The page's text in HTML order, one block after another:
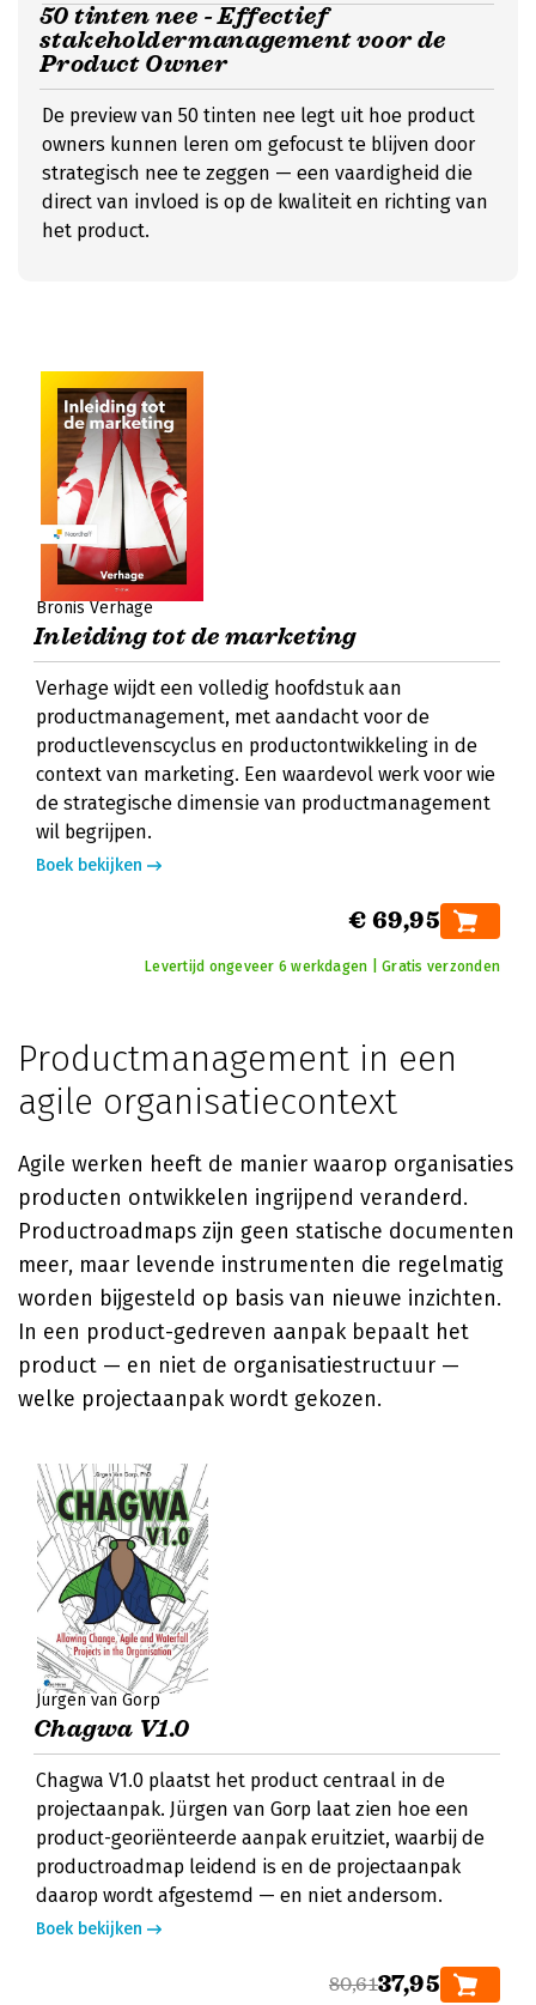
50 tinten nee - Effectief
stakeholdermanagement voor de
Product Owner
De preview van 50 tinten nee legt uit hoe product
owners kunnen leren om gefocust te blijven door
strategisch nee te zeggen — een vaardigheid die
direct van invloed is op de kwaliteit en richting van
het product.
Bronis Verhage
Inleiding tot de marketing
Verhage wijdt een volledig hoofdstuk aan
productmanagement, met aandacht voor de
productlevenscyclus en productontwikkeling in de
context van marketing. Een waardevol werk voor wie
de strategische dimensie van productmanagement
wil begrijpen.
Boek bekijken
€ 69,95
Levertijd ongeveer 6 werkdagen | Gratis verzonden
Productmanagement in een
agile organisatiecontext
Agile werken heeft de manier waarop organisaties
producten ontwikkelen ingrijpend veranderd.
Productroadmaps zijn geen statische documenten
meer, maar levende instrumenten die regelmatig
worden bijgesteld op basis van nieuwe inzichten.
In een product-gedreven aanpak bepaalt het
product — en niet de organisatiestructuur —
welke projectaanpak wordt gekozen.
Jürgen van Gorp
Chagwa V1.0
Chagwa V1.0 plaatst het product centraal in de
projectaanpak. Jürgen van Gorp laat zien hoe een
product-georiënteerde aanpak eruitziet, waarbij de
productroadmap leidend is en de projectaanpak
daarop wordt afgestemd — en niet andersom.
Boek bekijken
80,6137,95